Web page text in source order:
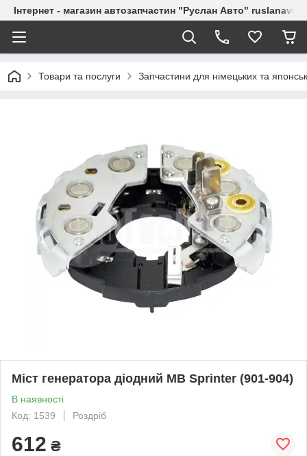
Інтернет - магазин автозапчастин "Руслан Авто"
Товари та послуги Запчастини для німецьких та
Міст генератора діодний МB Sprinter (901-904)
В наявності
Код: 1539
Роздріб
612 ₴